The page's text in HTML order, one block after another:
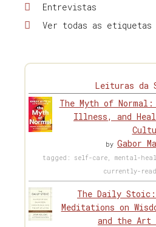
Entrevistas
Ver todas as etiquetas
Leituras da
The Myth of Normal:
Illness, and
by Gabor
tagged: self-care, mental-
currently-
The Daily Stoic:
Meditations on
and the